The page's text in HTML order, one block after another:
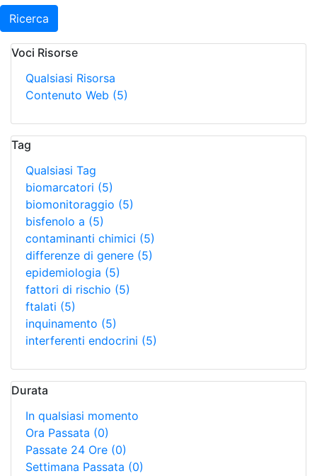
Ricerca
Voci Risorse
Qualsiasi Risorsa
Contenuto Web (5)
Tag
Qualsiasi Tag
biomarcatori (5)
biomonitoraggio (5)
bisfenolo a (5)
contaminanti chimici (5)
differenze di genere (5)
epidemiologia (5)
fattori di rischio (5)
ftalati (5)
inquinamento (5)
interferenti endocrini (5)
Durata
In qualsiasi momento
Ora Passata (0)
Passate 24 Ore (0)
Settimana Passata (0)